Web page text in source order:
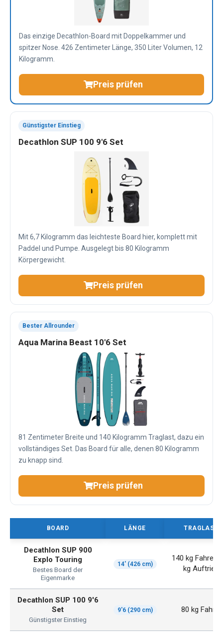
Das einzige Decathlon-Board mit Doppelkammer und
spitzer Nose. 426 Zentimeter Länge, 350 Liter Volumen, 12
Kilogramm.
Preis prüfen
Günstigster Einstieg
Decathlon SUP 100 9'6 Set
Mit 6,7 Kilogramm das leichteste Board hier, komplett mit
Paddel und Pumpe. Ausgelegt bis 80 Kilogramm
Körpergewicht.
Preis prüfen
Bester Allrounder
Aqua Marina Beast 10'6 Set
81 Zentimeter Breite und 140 Kilogramm Traglast, dazu ein
vollständiges Set. Das Board für alle, denen 80 Kilogramm
zu knapp sind.
Preis prüfen
BOARD LÄNGE TRAGLAST
Decathlon SUP 900
Explo Touring
Bestes Board der
Eigenmarke
14' (426 cm)
140 kg Fahrer,
kg Auftrieb
Decathlon SUP 100 9'6
Set
Günstigster Einstieg
9'6 (290 cm) 80 kg Fahrer